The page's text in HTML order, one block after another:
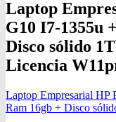
Laptop
G10 I7-1355u
Disco sólido
Licencia
Laptop Empresarial HP
Ram 16gb + Disco